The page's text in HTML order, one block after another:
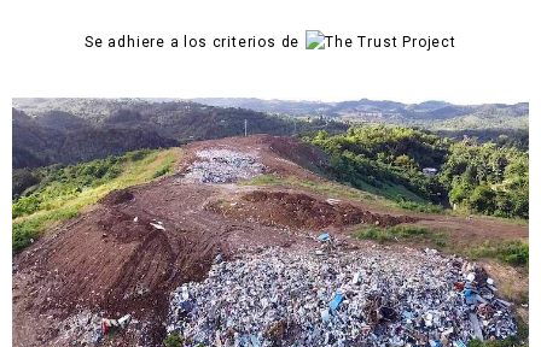
Se adhiere a los criterios de